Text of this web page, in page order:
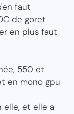
faut
de goret
en plus faut
550 et
en mono gpu
elle, et elle a